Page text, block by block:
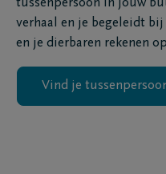
tussenpersoon in jouw
verhaal en je begeleidt
en je dierbaren rekenen
Vind je